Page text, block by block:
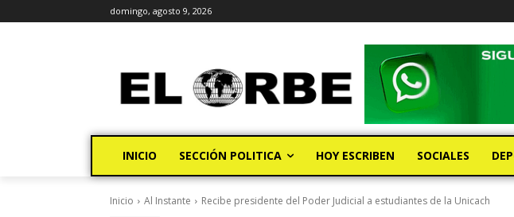
domingo, agosto 9, 2026
INICIO SECCIÓN POLITICA HOY ESCRIBEN SOCIALES
Inicio Al Instante Recibe presidente del Poder Judicial a estudiantes de la Unicach